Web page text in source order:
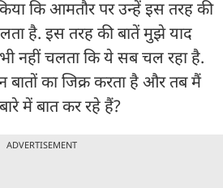
किया कि आमतौर पर उन्हें इस तरह की
है. इस तरह की बातें मुझे याद
नहीं चलता कि ये सब चल रहा है.
का जिक्र करता है और तब मैं
में बात कर रहे हैं?
ADVERTISEMENT